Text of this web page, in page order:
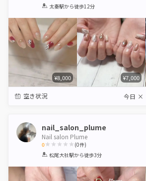
1 2 3 4 5
太秦駅から徒歩12分
¥8,000 ¥7,000
空き状況 今日 ×
nail_salon_plume
Nail salon Plume
0
1 2 3 4 5
(0件)
松尾大社駅から徒歩3分